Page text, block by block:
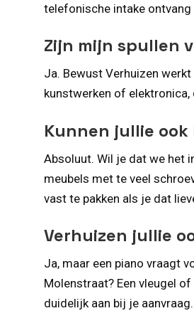
telefonische intake
Zijn mijn spullen
Ja. Bewust Verhuizen
kunstwerken of elektronica,
Kunnen jullie
Absoluut. Wil je dat we het
meubels met te veel
vast te pakken als je dat
Verhuizen jullie
Ja, maar een piano vraagt
Molenstraat? Een vleugel
duidelijk aan bij je aanvraag.